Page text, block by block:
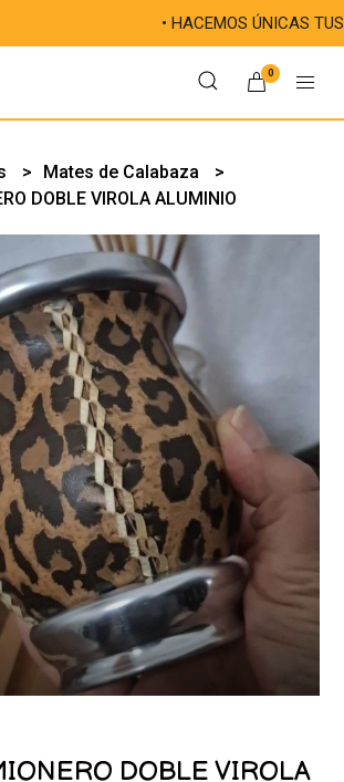
• HACEMOS ÚNICAS TUS MATEADAS •
0
Mates de Calabaza
DOBLE VIROLA ALUMINIO
DOBLE VIROLA